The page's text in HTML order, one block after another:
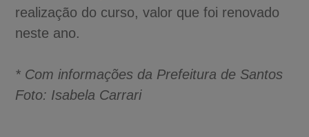
realização do curso, valor que foi renovado
neste ano.
* Com informações da Prefeitura de Santos
Foto: Isabela Carrari